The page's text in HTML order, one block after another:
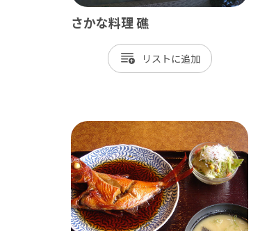
八千代市
浦安市
四街道市
さかな料理 礁
リスト